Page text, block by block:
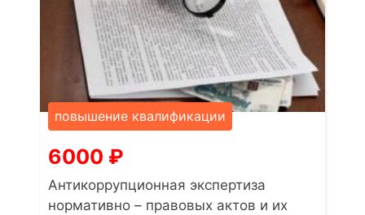
повышение квалификации
6000 ₽
Антикоррупционная экспертиза
нормативно – правовых актов и их